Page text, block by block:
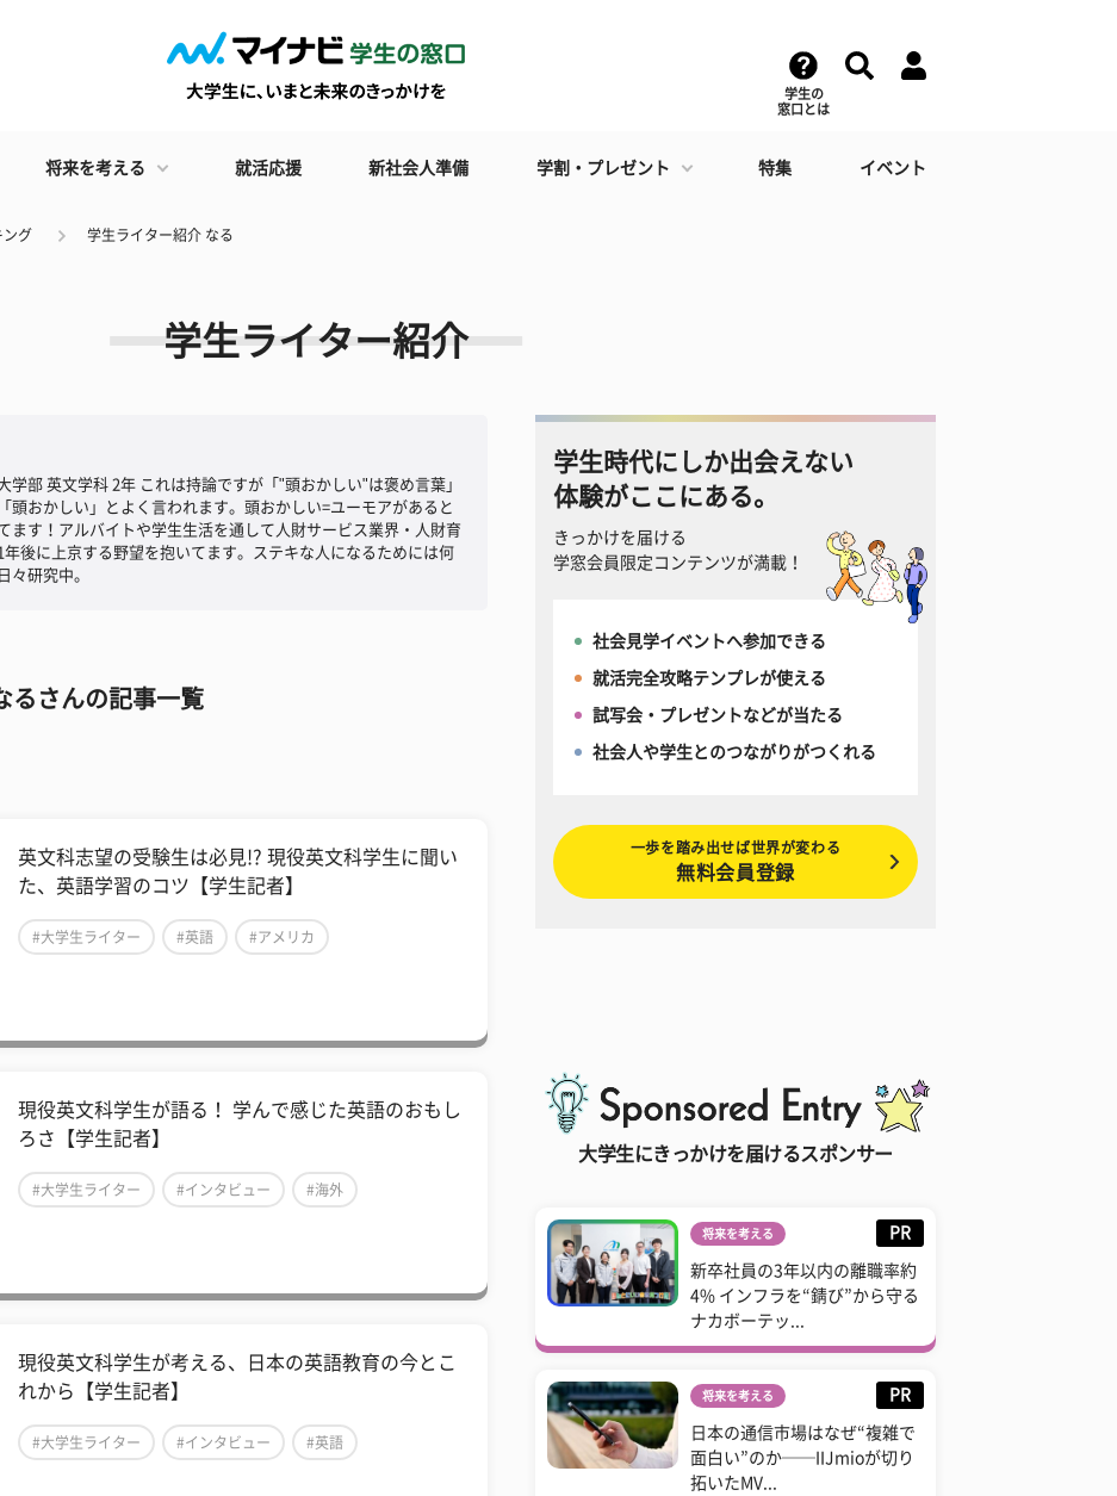
学生の
窓口とは
将来を考える 就活応援 新社会人準備 学割・プレゼント 特集 イベント
ング 学生ライター紹介 なる
学生ライター紹介
学部 英文学科 2年 これは持論ですが「"頭おかしい"は褒め言葉」
頭おかしい」とよく言われます。頭おかしい=ユーモアがあると
ます！アルバイトや学生生活を通して人財サービス業界・人財育
年後に上京する野望を抱いてます。ステキな人になるためには何
々研究中。
るさんの記事一覧
英文科志望の受験生は必見!? 現役英文科学生に聞い
た、英語学習のコツ【学生記者】
#大学生ライター #英語 #アメリカ
現役英文科学生が語る！ 学んで感じた英語のおもし
ろさ【学生記者】
#大学生ライター #インタビュー #海外
現役英文科学生が考える、日本の英語教育の今とこ
れから【学生記者】
#大学生ライター #インタビュー #英語
学生時代にしか出会えない
体験がここにある。
きっかけを届ける
学窓会員限定コンテンツが満載！
社会見学イベントへ参加できる
就活完全攻略テンプレが使える
試写会・プレゼントなどが当たる
社会人や学生とのつながりがつくれる
一歩を踏み出せば世界が変わる
無料会員登録
大学生にきっかけを届けるスポンサー
将来を考える PR
新卒社員の3年以内の離職率約
4% インフラを“錆び”から守る
ナカボーテッ...
将来を考える PR
日本の通信市場はなぜ“複雑で
面白い”のか──IIJmioが切り
拓いたMV...